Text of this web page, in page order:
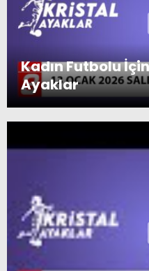
Kadın Futbolu
Ayaklar